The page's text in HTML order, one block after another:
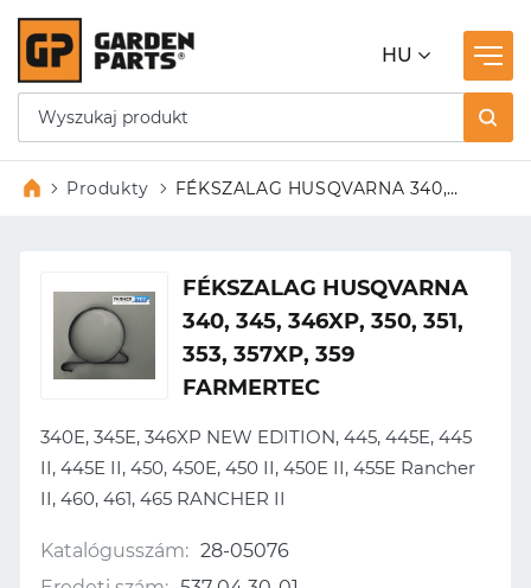
HU
Produkty
FÉKSZALAG HUSQVARNA 340,
FÉKSZALAG HUSQVARNA
340, 345, 346XP, 350, 351,
353, 357XP, 359
FARMERTEC
340E, 345E, 346XP NEW EDITION, 445, 445E, 445
II, 445E II, 450, 450E, 450 II, 450E II, 455E Rancher
II, 460, 461, 465 RANCHER II
Katalógusszám: 28-05076